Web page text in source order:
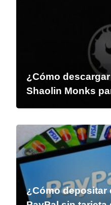
¿Cómo
Shaolin Monks
¿Cómo depositar